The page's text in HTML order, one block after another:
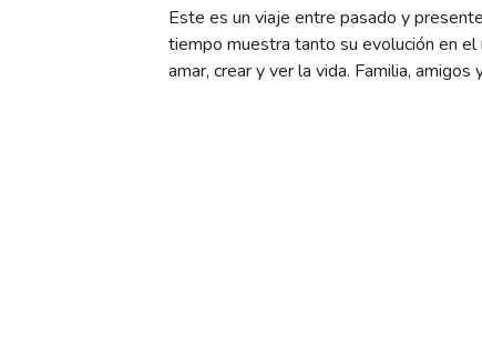
Este es un viaje entre pasado y
tiempo muestra tanto su evolución en
amar, crear y ver la vida. Familia,